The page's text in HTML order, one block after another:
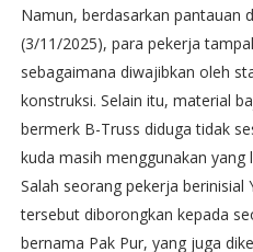
Namun, berdasarkan pantauan
(3/11/2025), para pekerja
sebagaimana diwajibkan oleh
konstruksi. Selain itu, material
bermerk B-Truss diduga tidak
kuda masih menggunakan yang
Salah seorang pekerja berinisial
tersebut diborongkan kepada
bernama Pak Pur, yang juga